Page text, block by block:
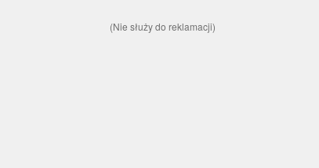
(Nie służy do reklamacji)